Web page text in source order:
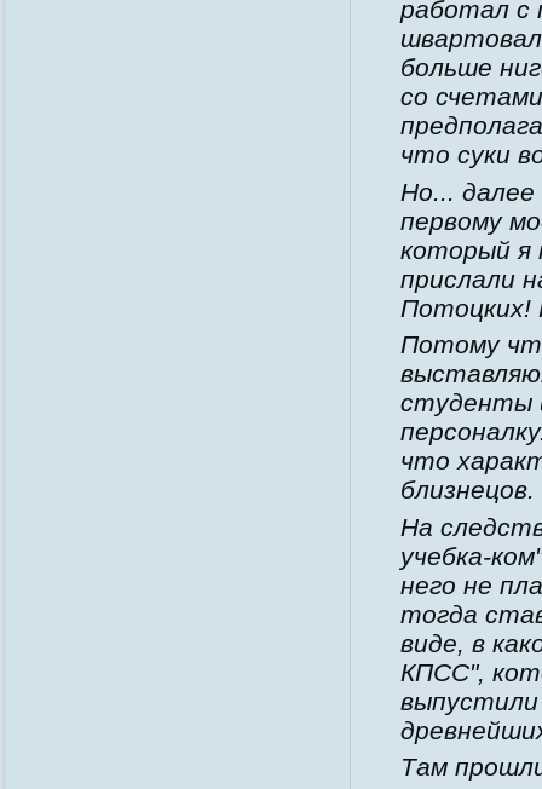
работал с
больше
со
что суки
Но...
первому
который я
прислали
Потоцких!
Потому
студенты
что
близнецов.
На
учебка-
него не
тогда
виде, в
КПСС",
Там